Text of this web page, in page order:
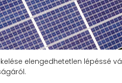
elengedhetetlen lépéssé